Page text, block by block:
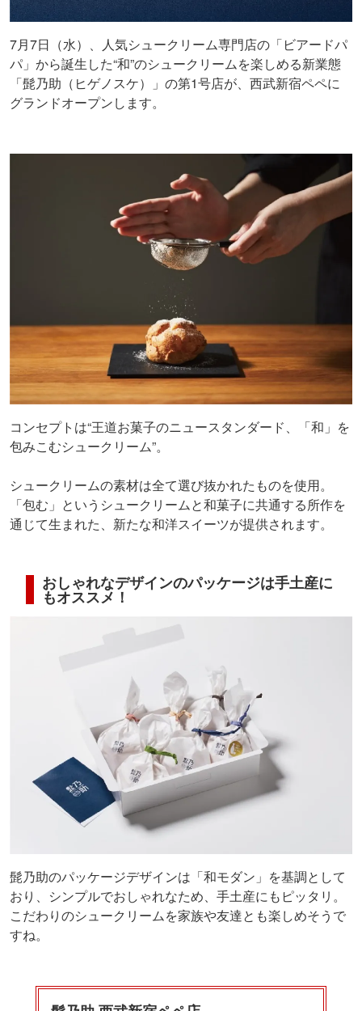
7月7日（水）、人気シュークリーム専門店の「ビアードパ
パ」から誕生した“和”のシュークリームを楽しめる新業態
「髭乃助（ヒゲノスケ）」の第1号店が、西武新宿ペペに
グランドオープンします。
コンセプトは“王道お菓子のニュースタンダード、「和」を
包みこむシュークリーム”。
シュークリームの素材は全て選び抜かれたものを使用。
「包む」というシュークリームと和菓子に共通する所作を
通じて生まれた、新たな和洋スイーツが提供されます。
おしゃれなデザインのパッケージは手土産に
もオススメ！
髭乃助のパッケージデザインは「和モダン」を基調として
おり、シンプルでおしゃれなため、手土産にもピッタリ。
こだわりのシュークリームを家族や友達とも楽しめそうで
すね。